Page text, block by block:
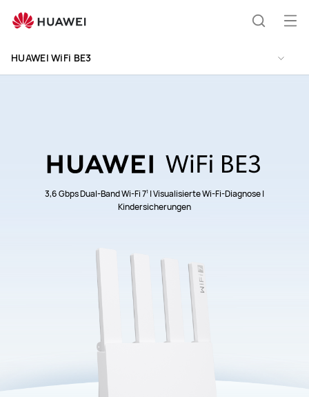
WiFi
HUAWEI WiFi BE3
3,6 Gbps Dual-Band Wi-Fi 71 | Visualisierte Wi-Fi-Diagnose |
Kindersicherungen